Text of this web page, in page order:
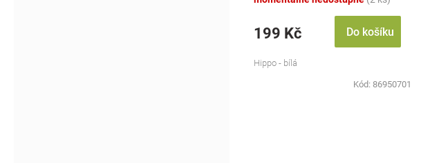
199 Kč Do košíku
Hippo - bílá
Kód: 86950701